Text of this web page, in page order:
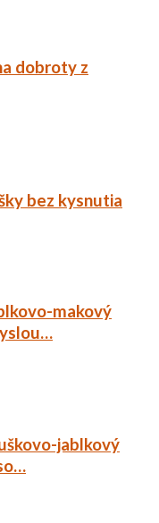
dobroty z
bez kysnutia
makový
jablkový